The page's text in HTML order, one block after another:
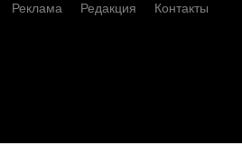
Реклама Редакция Контакты